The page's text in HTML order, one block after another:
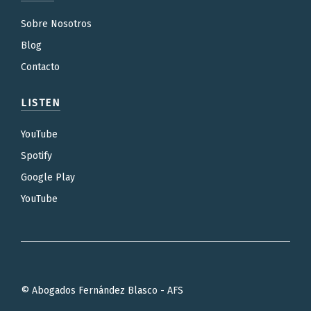
Sobre Nosotros
Blog
Contacto
LISTEN
YouTube
Spotify
Google Play
YouTube
© Abogados Fernández Blasco - AFS